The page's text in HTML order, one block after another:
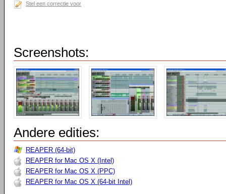
Stel een correctie voor
Screenshots:
Andere edities:
REAPER (64-bit)
REAPER for Mac OS X (Intel)
REAPER for Mac OS X (PPC)
REAPER for Mac OS X (64-bit Intel)